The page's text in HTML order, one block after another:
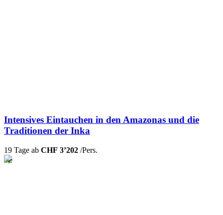
Intensives Eintauchen in den Amazonas und die
Traditionen der Inka
19 Tage ab CHF 3’202 /Pers.